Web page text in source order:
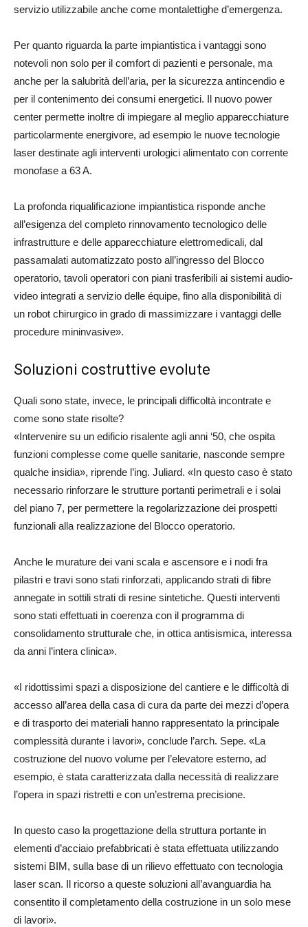
servizio utilizzabile anche come montalettighe d’emergenza.
Per quanto riguarda la parte impiantistica i vantaggi sono
notevoli non solo per il comfort di pazienti e personale, ma
anche per la salubrità dell’aria, per la sicurezza antincendio e
per il contenimento dei consumi energetici. Il nuovo power
center permette inoltre di impiegare al meglio apparecchiature
particolarmente energivore, ad esempio le nuove tecnologie
laser destinate agli interventi urologici alimentato con corrente
monofase a 63 A.
La profonda riqualificazione impiantistica risponde anche
all’esigenza del completo rinnovamento tecnologico delle
infrastrutture e delle apparecchiature elettromedicali, dal
passamalati automatizzato posto all’ingresso del Blocco
operatorio, tavoli operatori con piani trasferibili ai sistemi audio-
video integrati a servizio delle équipe, fino alla disponibilità di
un robot chirurgico in grado di massimizzare i vantaggi delle
procedure mininvasive».
Soluzioni costruttive evolute
Quali sono state, invece, le principali difficoltà incontrate e
come sono state risolte?
«Intervenire su un edificio risalente agli anni ‘50, che ospita
funzioni complesse come quelle sanitarie, nasconde sempre
qualche insidia», riprende l’ing. Juliard. «In questo caso è stato
necessario rinforzare le strutture portanti perimetrali e i solai
del piano 7, per permettere la regolarizzazione dei prospetti
funzionali alla realizzazione del Blocco operatorio.
Anche le murature dei vani scala e ascensore e i nodi fra
pilastri e travi sono stati rinforzati, applicando strati di fibre
annegate in sottili strati di resine sintetiche. Questi interventi
sono stati effettuati in coerenza con il programma di
consolidamento strutturale che, in ottica antisismica, interessa
da anni l’intera clinica».
«I ridottissimi spazi a disposizione del cantiere e le difficoltà di
accesso all’area della casa di cura da parte dei mezzi d’opera
e di trasporto dei materiali hanno rappresentato la principale
complessità durante i lavori», conclude l’arch. Sepe. «La
costruzione del nuovo volume per l’elevatore esterno, ad
esempio, è stata caratterizzata dalla necessità di realizzare
l’opera in spazi ristretti e con un’estrema precisione.
In questo caso la progettazione della struttura portante in
elementi d’acciaio prefabbricati è stata effettuata utilizzando
sistemi BIM, sulla base di un rilievo effettuato con tecnologia
laser scan. Il ricorso a queste soluzioni all’avanguardia ha
consentito il completamento della costruzione in un solo mese
di lavori».